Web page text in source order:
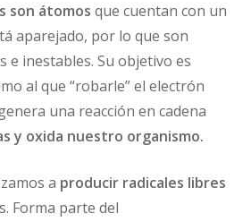
son átomos que cuentan con un
aparejado, por lo que son
e inestables. Su objetivo es
al que “robarle” el electrón
una reacción en cadena
y oxida nuestro organismo.
a producir radicales libres
Forma parte del